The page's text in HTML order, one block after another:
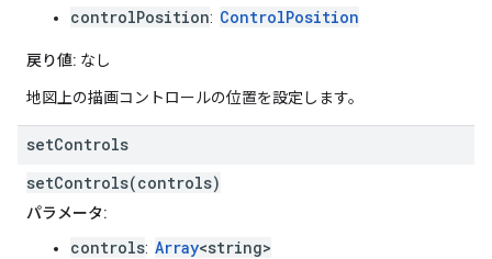
controlPosition: ControlPosition
戻り値: なし
地図上の描画コントロールの位置を設定します。
setControls
setControls(controls)
パラメータ:
controls: Array<string>